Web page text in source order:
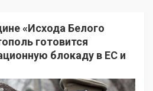
«Исхода Белого
готовится
блокаду в ЕС и